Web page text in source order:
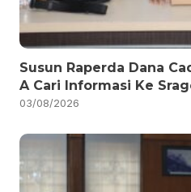
Susun Raperda Dana
A Cari Informasi Ke
03/08/2026